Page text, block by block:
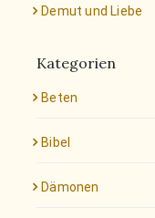
Demut und Liebe
Kategorien
Beten
Bibel
Dämonen